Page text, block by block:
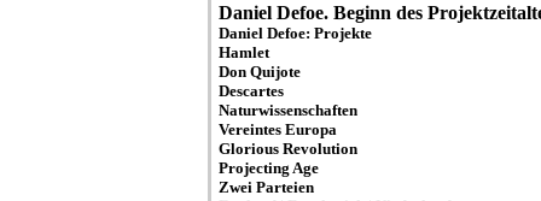
Daniel Defoe. Beginn des
Daniel Defoe: Projekte
Hamlet
Don Quijote
Descartes
Naturwissenschaften
Vereintes Europa
Glorious Revolution
Projecting Age
Zwei Parteien